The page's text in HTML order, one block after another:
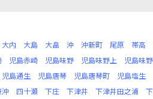
大内 大島 大畠 沖 沖新町 尾原 帯高
児島赤崎 児島味野 児島味野上
児島味
児島通生 児島唐琴 児島唐琴町 児島塩生
沖 四十瀬 下庄 下津井 下津井田之浦